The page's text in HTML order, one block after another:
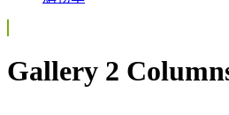
Gallery 2